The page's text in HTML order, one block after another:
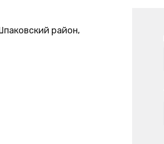
район,